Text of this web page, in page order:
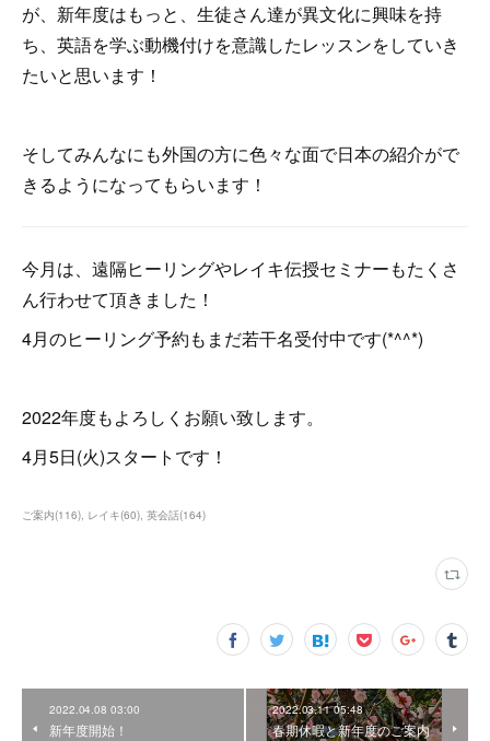
が、新年度はもっと、生徒さん達が異文化に興味を持
ち、英語を学ぶ動機付けを意識したレッスンをしていき
たいと思います！
そしてみんなにも外国の方に色々な面で日本の紹介がで
きるようになってもらいます！
今月は、遠隔ヒーリングやレイキ伝授セミナーもたくさ
ん行わせて頂きました！
4月のヒーリング予約もまだ若干名受付中です(*^^*)
2022年度もよろしくお願い致します。
4月5日(火)スタートです！
ご案内(116) レイキ(60) 英会話(164)
2022.04.08 03:00
新年度開始！
2022.03.11 05:48
春期休暇と新年度のご案内